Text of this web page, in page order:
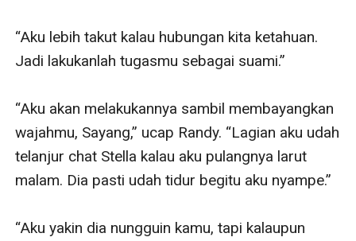
“Aku lebih takut kalau hubungan kita ketahuan.
Jadi lakukanlah tugasmu sebagai suami.”
“Aku akan melakukannya sambil membayangkan
wajahmu, Sayang,” ucap Randy. “Lagian aku udah
telanjur chat Stella kalau aku pulangnya larut
malam. Dia pasti udah tidur begitu aku nyampe.”
“Aku yakin dia nungguin kamu, tapi kalaupun